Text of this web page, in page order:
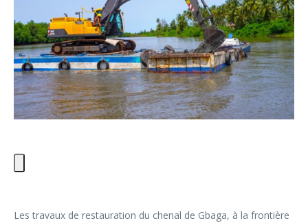
Les travaux de restauration du chenal de Gbaga, à la frontière